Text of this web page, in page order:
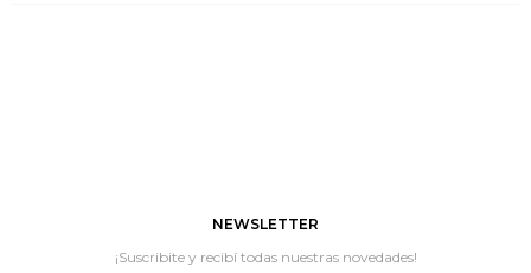
NEWSLETTER
¡Suscribite y recibí todas nuestras novedades!